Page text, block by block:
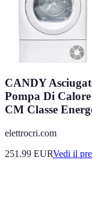
CANDY
Pompa Di
CM Classe
elettrocri.com
251.99 EURVedi il